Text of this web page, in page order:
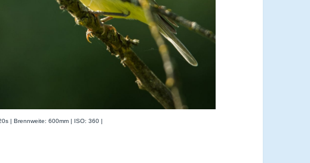
| Brennweite: 600mm | ISO: 360 |